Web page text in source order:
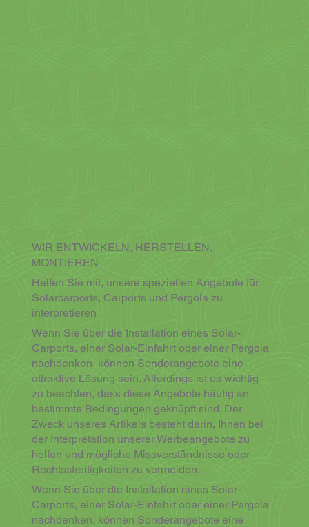
WIR ENTWICKELN, HERSTELLEN,
MONTIEREN
Helfen Sie mit, unsere speziellen Angebote für
Solarcarports, Carports und Pergola zu
interpretieren
Wenn Sie über die Installation eines Solar-
Carports, einer Solar-Einfahrt oder einer Pergola
nachdenken, können Sonderangebote eine
attraktive Lösung sein. Allerdings ist es wichtig
zu beachten, dass diese Angebote häufig an
bestimmte Bedingungen geknüpft sind. Der
Zweck unseres Artikels besteht darin, Ihnen bei
der Interpretation unserer Werbeangebote zu
helfen und mögliche Missverständnisse oder
Rechtsstreitigkeiten zu vermeiden.
Wenn Sie über die Installation eines Solar-
Carports, einer Solar-Einfahrt oder einer Pergola
nachdenken, können Sonderangebote eine